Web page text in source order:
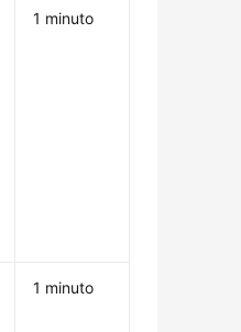
1 minuto
1 minuto